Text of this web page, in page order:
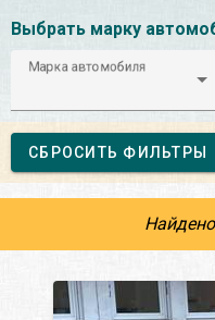
Выбрать марку
Марка автомобиля
СБРОСИТЬ ФИЛЬТРЫ